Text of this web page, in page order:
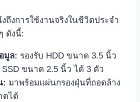
ถึงการใช้งานจริงในชีวิตประจำ
ดังนี้:
มูล: รองรับ HDD ขนาด 3.5 นิ้ว
ขนาด 2.5 นิ้ว ได้ 3 ตัว
: มาพร้อมแผ่นกรองฝุ่นที่ถอดล้าง
ดได้